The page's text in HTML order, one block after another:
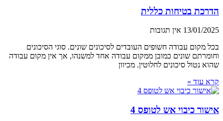
הדרכת בטיחות כללית
13/01/2025 אין תגובות
בכל מקום עבודה חשופים העובדים לסיכונים שונים. סוגי הסיכונים
וחומרתם שונים כמובן ממקום עבודה אחד למשנהו, אך אין מקום עבודה
שהוא נטול סיכונים לחלוטין. מכיוון
קרא עוד »
אישור כיבוי אש לטופס 4